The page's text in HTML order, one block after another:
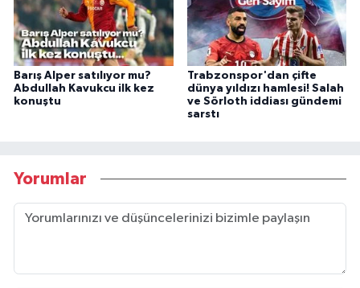
Barış Alper satılıyor mu?
Abdullah Kavukcu ilk kez
konuştu
Trabzonspor'dan çifte
dünya yıldızı hamlesi! Salah
ve Sörloth iddiası gündemi
sarstı
Yorumlar